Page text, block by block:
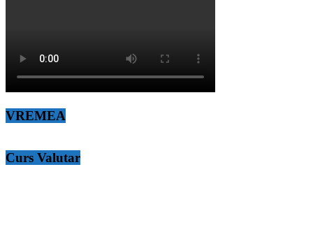
VREMEA
Curs Valutar